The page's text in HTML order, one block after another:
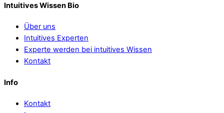
Intuitives Wissen Bio
Über uns
Intuitives Experten
Experte werden bei intuitives Wissen
Kontakt
Info
Kontakt